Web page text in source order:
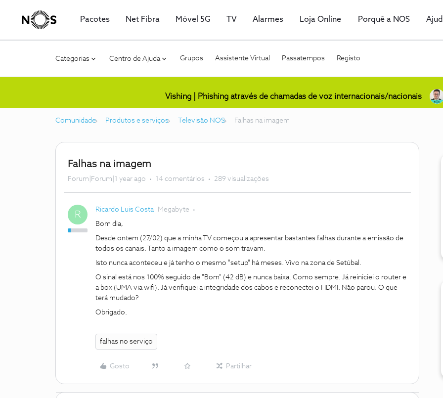
Pacotes Net Fibra Móvel 5G TV Alarmes Loja Online Porquê a NOS
Categorias Centro de Ajuda Grupos Assistente Virtual Passatempos Registo
Vishing | Phishing através de chamadas de voz internacionais/nacionais
Comunidade Produtos e serviços Televisão NOS Falhas na imagem
Falhas na imagem
Forum|Forum|1 year ago 14 comentários 289 visualizações
R Ricardo Luis Costa Megabyte
Bom dia,
Desde ontem (27/02) que a minha TV começou a apresentar bastantes falhas durante a emissão de
todos os canais. Tanto a imagem como o som travam.
Isto nunca aconteceu e já tenho o mesmo "setup" há meses. Vivo na zona de Setúbal.
O sinal está nos 100% seguido de "Bom" (42 dB) e nunca baixa. Como sempre. Já reiniciei o router e
a box (UMA via wifi). Já verifiquei a integridade dos cabos e reconectei o HDMI. Não parou. O que
terá mudado?
Obrigado.
falhas no serviço
Gosto Partilhar